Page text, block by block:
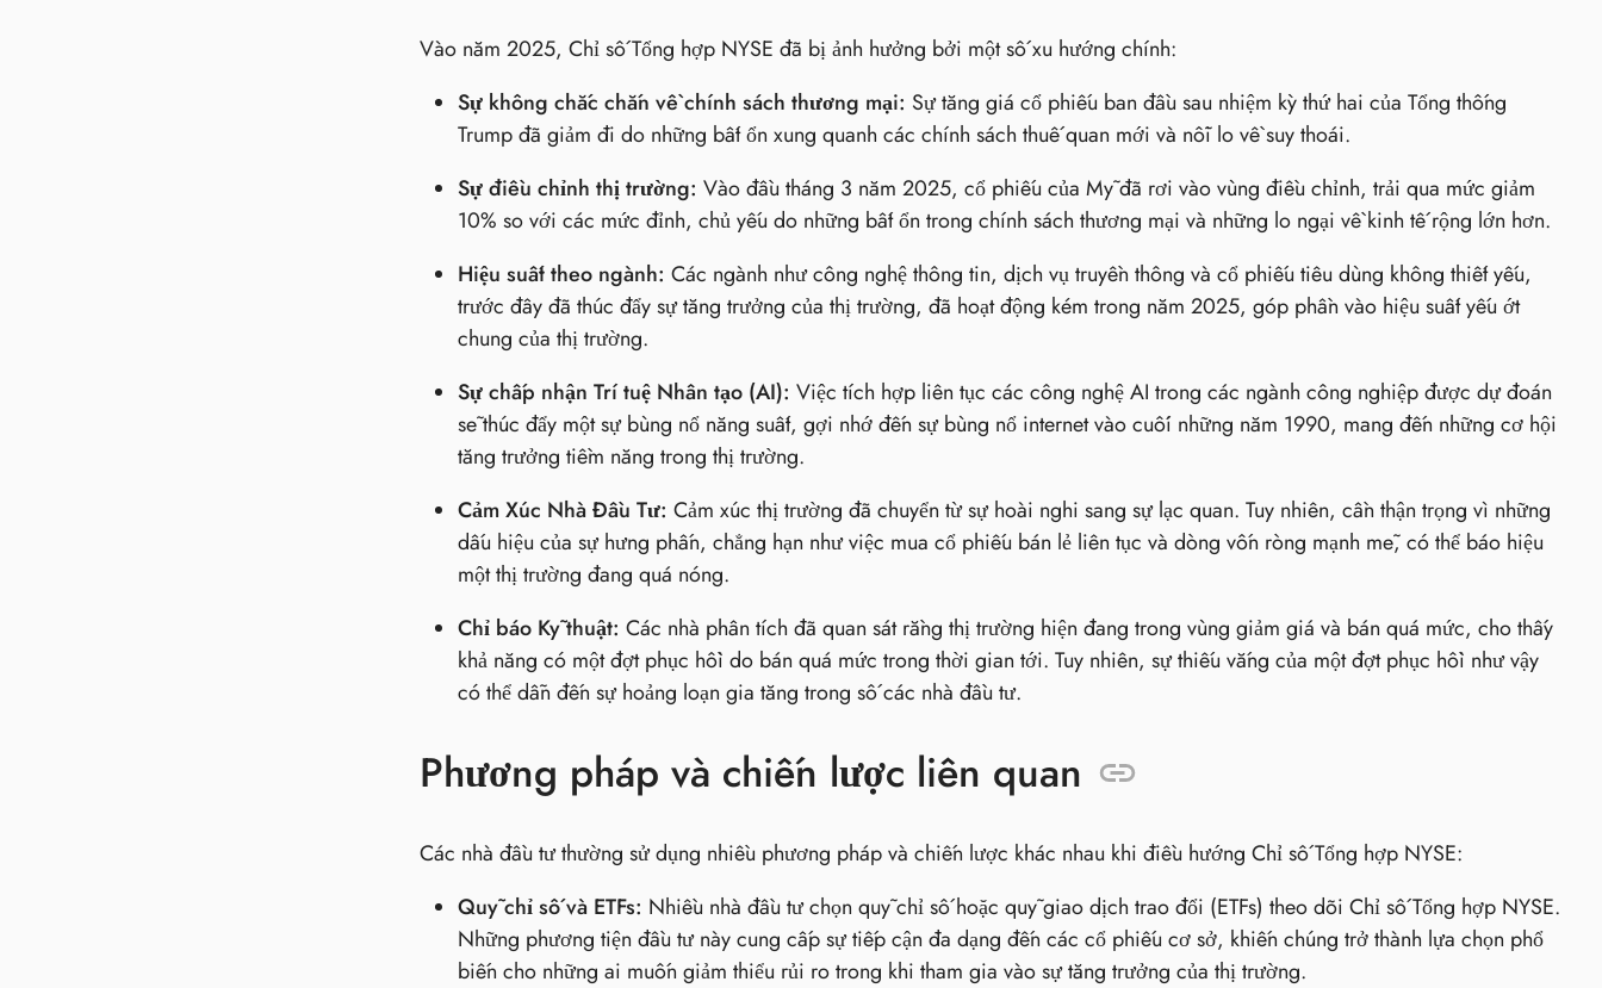
Vào năm 2025, Chỉ số Tổng hợp NYSE đã bị ảnh hưởng bởi một số xu hướng chính:
Sự không chắc chắn về chính sách thương mại: Sự tăng giá cổ phiếu ban đầu sau nhiệm kỳ thứ hai của Tổng thống
Trump đã giảm đi do những bất ổn xung quanh các chính sách thuế quan mới và nỗi lo về suy thoái.
Sự điều chỉnh thị trường: Vào đầu tháng 3 năm 2025, cổ phiếu của Mỹ đã rơi vào vùng điều chỉnh, trải qua mức giảm
10% so với các mức đỉnh, chủ yếu do những bất ổn trong chính sách thương mại và những lo ngại về kinh tế rộng lớn hơn.
Hiệu suất theo ngành: Các ngành như công nghệ thông tin, dịch vụ truyền thông và cổ phiếu tiêu dùng không thiết yếu,
trước đây đã thúc đẩy sự tăng trưởng của thị trường, đã hoạt động kém trong năm 2025, góp phần vào hiệu suất yếu ớt
chung của thị trường.
Sự chấp nhận Trí tuệ Nhân tạo (AI): Việc tích hợp liên tục các công nghệ AI trong các ngành công nghiệp được dự đoán
sẽ thúc đẩy một sự bùng nổ năng suất, gợi nhớ đến sự bùng nổ internet vào cuối những năm 1990, mang đến những cơ hội
tăng trưởng tiềm năng trong thị trường.
Cảm Xúc Nhà Đầu Tư: Cảm xúc thị trường đã chuyển từ sự hoài nghi sang sự lạc quan. Tuy nhiên, cần thận trọng vì những
dấu hiệu của sự hưng phấn, chẳng hạn như việc mua cổ phiếu bán lẻ liên tục và dòng vốn ròng mạnh mẽ, có thể báo hiệu
một thị trường đang quá nóng.
Chỉ báo Kỹ thuật: Các nhà phân tích đã quan sát rằng thị trường hiện đang trong vùng giảm giá và bán quá mức, cho thấy
khả năng có một đợt phục hồi do bán quá mức trong thời gian tới. Tuy nhiên, sự thiếu vắng của một đợt phục hồi như vậy
có thể dẫn đến sự hoảng loạn gia tăng trong số các nhà đầu tư.
Phương pháp và chiến lược liên quan
Các nhà đầu tư thường sử dụng nhiều phương pháp và chiến lược khác nhau khi điều hướng Chỉ số Tổng hợp NYSE:
Quỹ chỉ số và ETFs: Nhiều nhà đầu tư chọn quỹ chỉ số hoặc quỹ giao dịch trao đổi (ETFs) theo dõi Chỉ số Tổng hợp NYSE.
Những phương tiện đầu tư này cung cấp sự tiếp cận đa dạng đến các cổ phiếu cơ sở, khiến chúng trở thành lựa chọn phổ
biến cho những ai muốn giảm thiểu rủi ro trong khi tham gia vào sự tăng trưởng của thị trường.